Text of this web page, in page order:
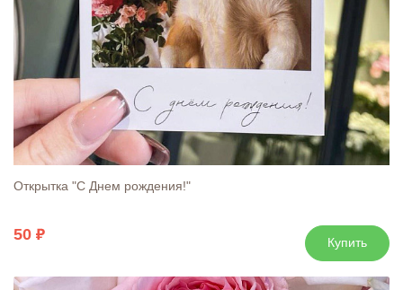
Открытка "С Днем рождения!"
50 Купить